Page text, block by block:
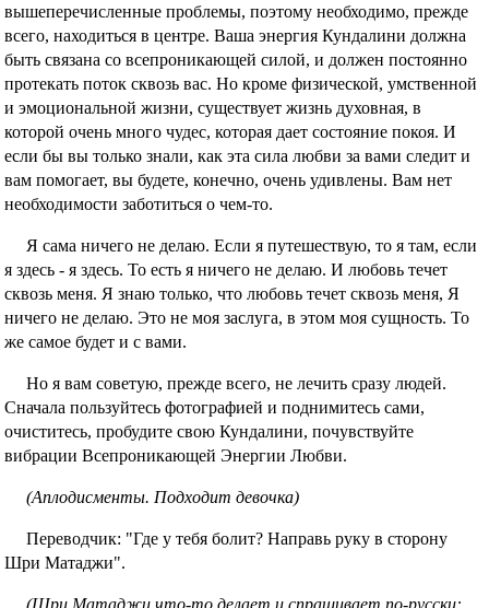
вышеперечисленные проблемы, поэтому необходимо, прежде
всего, находиться в центре. Ваша энергия Кундалини должна
быть связана со всепроникающей силой, и должен постоянно
протекать поток сквозь вас. Но кроме физической, умственной
и эмоциональной жизни, существует жизнь духовная, в
которой очень много чудес, которая дает состояние покоя. И
если бы вы только знали, как эта сила любви за вами следит и
вам помогает, вы будете, конечно, очень удивлены. Вам нет
необходимости заботиться о чем-то.
Я сама ничего не делаю. Если я путешествую, то я там, если
я здесь - я здесь. То есть я ничего не делаю. И любовь течет
сквозь меня. Я знаю только, что любовь течет сквозь меня, Я
ничего не делаю. Это не моя заслуга, в этом моя сущность. То
же самое будет и с вами.
Но я вам советую, прежде всего, не лечить сразу людей.
Сначала пользуйтесь фотографией и поднимитесь сами,
очиститесь, пробудите свою Кундалини, почувствуйте
вибрации Всепроникающей Энергии Любви.
(Аплодисменты. Подходит девочка)
Переводчик: "Где у тебя болит? Направь руку в сторону
Шри Матаджи".
(Шри Матаджи что-то делает и спрашивает по-русски: